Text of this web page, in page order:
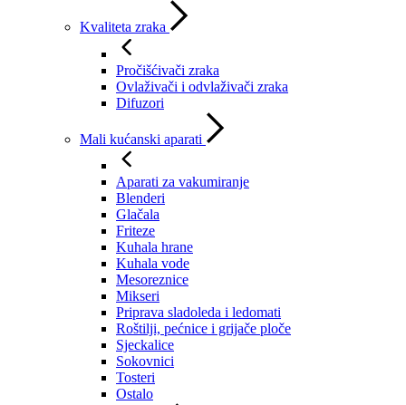
Kvaliteta zraka
Pročišćivači zraka
Ovlaživači i odvlaživači zraka
Difuzori
Mali kućanski aparati
Aparati za vakumiranje
Blenderi
Glačala
Friteze
Kuhala hrane
Kuhala vode
Mesoreznice
Mikseri
Priprava sladoleda i ledomati
Roštilji, pećnice i grijače ploče
Sjeckalice
Sokovnici
Tosteri
Ostalo